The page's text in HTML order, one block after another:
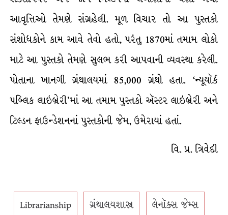
આવૃત્તિઓ તેમણે સંગ્રહેલી. મૂળ વિચાર તો આ પુસ્તકો
સંશોધકોને કામ આવે તેવો હતો, પરંતુ 1870માં તમામ લોકો
માટે આ પુસ્તકો તેમણે સુલભ કરી આપવાની વ્યવસ્થા કરેલી.
પોતાના ખાનગી ગ્રંથાલયમાં 85,000 ગ્રંથો હતા. ‘ન્યૂયૉર્ક
પબ્લિક લાઇબ્રેરી’માં આ તમામ પુસ્તકો ઍસ્ટર લાઇબ્રેરી અને
ટિલ્ડન ફાઉન્ડેશનનાં પુસ્તકોની જેમ, ઉમેરાયાં હતાં.
વિ. પ્ર. ત્રિવેદી
Librarianship ગ્રંથાલયશાસ્ત્ર લેનૉક્સ જેમ્સ